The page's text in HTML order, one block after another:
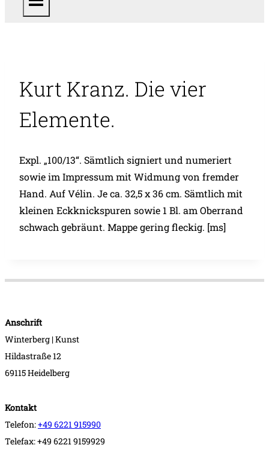
Kurt Kranz. Die vier
Elemente.
Expl. „100/13“. Sämtlich signiert und numeriert
sowie im Impressum mit Widmung von fremder
Hand. Auf Vélin. Je ca. 32,5 x 36 cm. Sämtlich mit
kleinen Eckknickspuren sowie 1 Bl. am Oberrand
schwach gebräunt. Mappe gering fleckig. [ms]
Anschrift
Winterberg | Kunst
Hildastraße 12
69115 Heidelberg
Kontakt
Telefon:+49 6221 915990
Telefax: +49 6221 9159929